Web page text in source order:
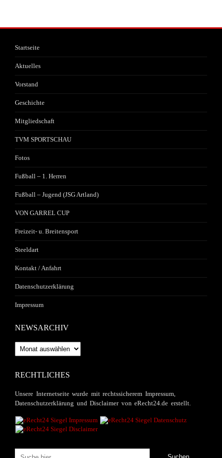
Startseite
Aktuelles
Vorstand
Geschichte
Mitgliedschaft
TVM SPORTSCHAU
Fotos
Fußball – 1. Herren
Fußball – Jugend (JSG Artland)
VON GARREL CUP
Freizeit- u. Breitensport
Steeldart
Kontakt / Anfahrt
Datenschutzerklärung
Impressum
NEWSARCHIV
Newsarchiv
RECHTLICHES
Unsere Internetseite wurde mit rechtssicherem Impressum,
Datenschutzerklärung und Disclaimer von eRecht24.de erstellt.